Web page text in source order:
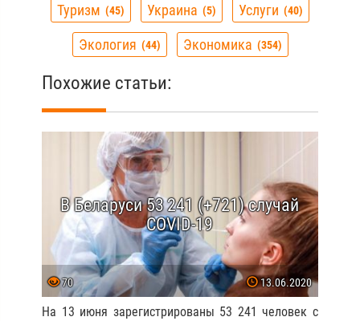
Туризм 45 Украина 5 Услуги 40
Экология 44 Экономика 354
Похожие статьи:
В Беларуси 53 241 (+721) случай
COVID-19
70 13.06.2020
На 13 июня зарегистрированы 53 241 человек с